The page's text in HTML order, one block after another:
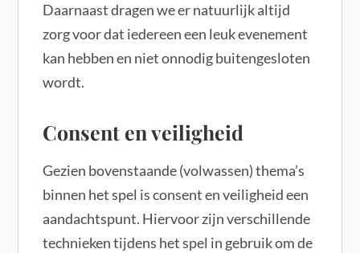
Daarnaast dragen we er natuurlijk altijd
zorg voor dat iedereen een leuk evenement
kan hebben en niet onnodig buitengesloten
wordt.
Consent en veiligheid
Gezien bovenstaande (volwassen) thema’s
binnen het spel is consent en veiligheid een
aandachtspunt. Hiervoor zijn verschillende
technieken tijdens het spel in gebruik om de